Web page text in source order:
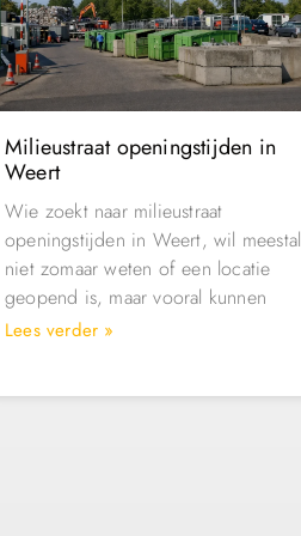
Milieustraat openingstijden in
Weert
Wie zoekt naar milieustraat
openingstijden in Weert, wil meestal
niet zomaar weten of een locatie
geopend is, maar vooral kunnen
Lees verder »